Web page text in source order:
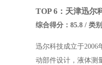
TOP 6：天津迅尔
综合得分：85.8 / 类
迅尔科技成立于2006
动部件设计，液体测